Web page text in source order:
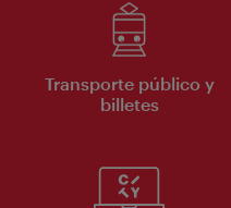
Transporte público y
billetes